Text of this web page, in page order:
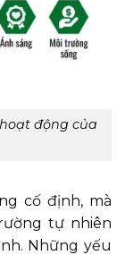
động của
cố định, mà
tự nhiên
Những yếu